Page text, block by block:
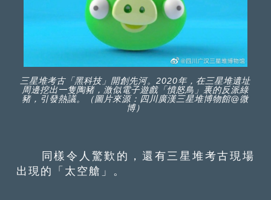
三星堆考古「黑科技」開創先河。2020年，在三星堆遺址
周邊挖出一隻陶豬，激似電子遊戲「憤怒鳥」裏的反派綠
豬，引發熱議。（圖片來源：四川廣漢三星堆博物館@微
博）
同樣令人驚歎的，還有三星堆考古現場
出現的「太空艙」。